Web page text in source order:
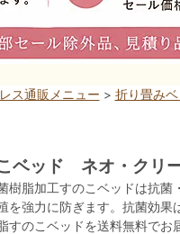
ス通販メニュー > 折り畳みベ
ベッド ネオ・クリ
樹脂加工すのこベッドは抗菌
を強力に防ぎます。抗菌効
のこベッドを送料無料でお